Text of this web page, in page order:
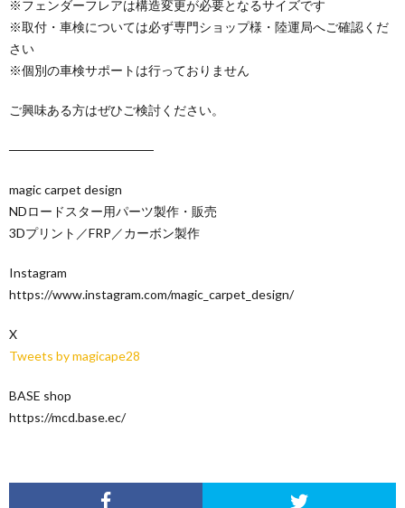
※フェンダーフレアは構造変更が必要となるサイズです
※取付・車検については必ず専門ショップ様・陸運局へご確認くだ
さい
※個別の車検サポートは行っておりません
ご興味ある方はぜひご検討ください。
────────────────
magic carpet design
NDロードスター用パーツ製作・販売
3Dプリント／FRP／カーボン製作
Instagram
https://www.instagram.com/magic_carpet_design/
X
Tweets by magicape28
BASE shop
https://mcd.base.ec/